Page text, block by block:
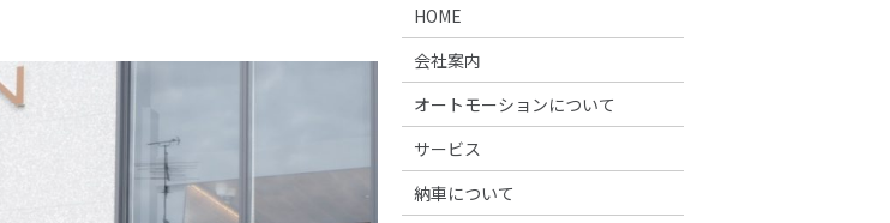
HOME
会社案内
オートモーションについて
サービス
納車について